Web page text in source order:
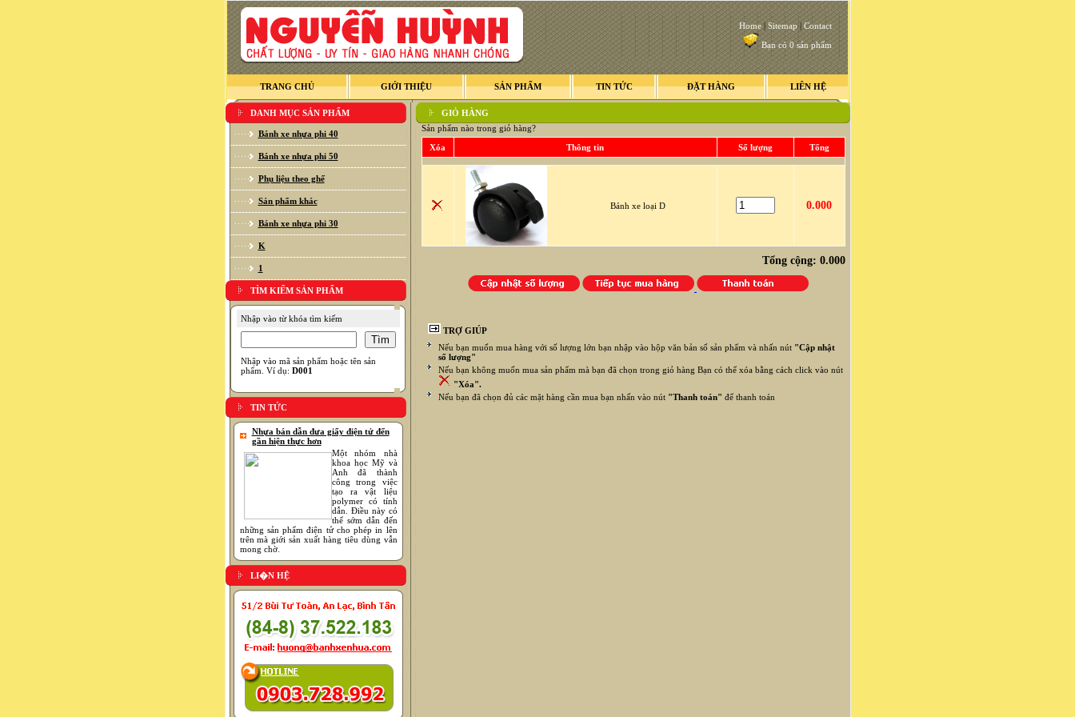
Home|Sitemap|Contact
Bạn có 0 sản phẩm
TRANG CHỦ GIỚI THIỆU SẢN PHẨM TIN TỨC ĐẶT HÀNG LIÊN HỆ
DANH MỤC SẢN PHẨM
Bánh xe nhựa phi 40
Bánh xe nhựa phi 50
Phụ liệu theo ghế
Sản phẩm khác
Bánh xe nhựa phi 30
K
1
TÌM KIẾM SẢN PHẨM
Nhập vào từ khóa tìm kiếm
Nhập vào mã sản phẩm hoặc tên sản
phẩm. Ví dụ: D001
TIN TỨC
Nhựa bán dẫn đưa giấy điện tử đến
gần hiện thực hơn
Một nhóm nhà
khoa học Mỹ và
Anh đã thành
công trong việc
tạo ra vật liệu
polymer có tính
dẫn. Điều này có
thể sớm dẫn đến
những sản phẩm điện tử cho phép in lên
trên mà giới sản xuất hàng tiêu dùng vẫn
mong chờ.
LI�N HỆ
GIỎ HÀNG
Sản phẩm nào trong giỏ hàng?
Xóa
Thông tin Số lượng Tổng
Bánh xe loại D 0.000
Tổng cộng: 0.000
TRỢ GIÚP
Nếu bạn muốn mua hàng với số lượng lớn bạn nhập vào hộp văn bản số sản phẩm và nhấn nút "Cập nhật
số lượng"
Nếu bạn không muốn mua sản phẩm mà bạn đã chọn trong giỏ hàng Bạn có thể xóa bằng cách click vào nút
"Xóa".
Nếu bạn đã chọn đủ các mặt hàng cần mua bạn nhấn vào nút "Thanh toán" để thanh toán